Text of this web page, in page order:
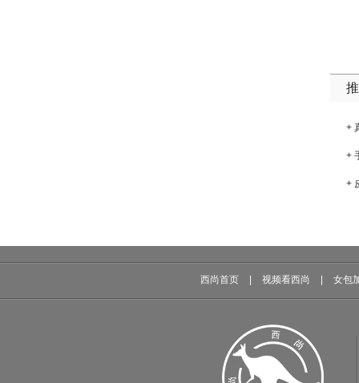
+
+
+
西尚首页 视频看西尚 女包